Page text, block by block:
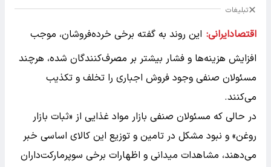
تبلیغات
اقتصادایرانی: این روند به گفته برخی خرده‌فروشان، موجب
افزایش هزینه‌ها و فشار بیشتر بر مصرف‌کنندگان شده، هرچند
مسئولان صنفی وجود فروش اجباری را تخلف و تکذیب
می‌کنند.
در حالی که مسئولان صنفی بازار مواد غذایی از «ثبات بازار
روغن» و نبود مشکل در تامین و توزیع این کالای اساسی خبر
می‌دهند، مشاهدات میدانی و اظهارات برخی سوپرمارکت‌داران